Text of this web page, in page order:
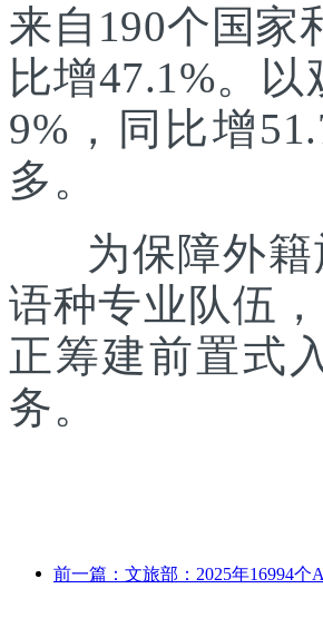
来自190个国家
比增47.1%。
9%，同比增
多。
为保障外籍
语种专业队伍
正筹建前置式
务。